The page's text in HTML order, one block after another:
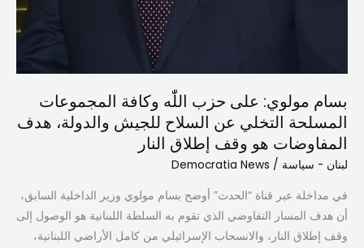
بسام مولوي: على حزب اللّٰه وكافة المجموعات
المسلحة التخلي عن السلاح للجيش والدولة، هدف
المفاوضات هو وقف إطلاق النار
لبنان - سياسة /
Democratia News
في مداخلة عبر قناة “الحدث” أوضح بسام مولوي وزير الداخلية السابق،
أن هدف المسار التفاوضي الذي تقوم به السلطة اللبنانية هو الوصول إلى
وقف إطلاق النار، والانسحاب الإسرائيلي من كامل الأراضي اللبنانية،